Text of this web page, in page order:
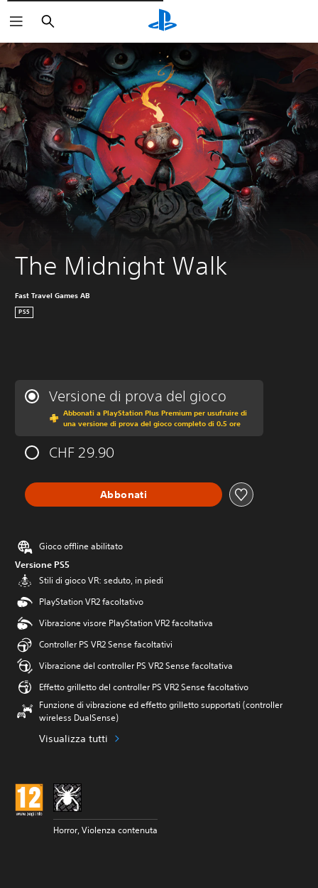
Cerca
The Midnight Walk
Fast Travel Games AB
PS5
Versione di prova del gioco
Abbonati a PlayStation Plus Premium per usufruire di
una versione di prova del gioco completo di 0.5 ore
CHF 29.90
Abbonati
Gioco offline abilitato
Versione PS5
Stili di gioco VR: seduto, in piedi
PlayStation VR2 facoltativo
Vibrazione visore PlayStation VR2 facoltativa
Controller PS VR2 Sense facoltativi
Vibrazione del controller PS VR2 Sense facoltativa
Effetto grilletto del controller PS VR2 Sense facoltativo
Funzione di vibrazione ed effetto grilletto supportati (controller
wireless DualSense)
Visualizza tutti
Horror, Violenza contenuta